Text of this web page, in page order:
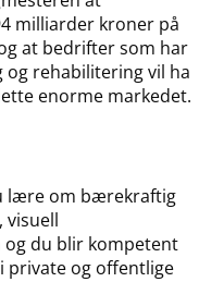
milliarder kroner på
at bedrifter som har
og rehabilitering vil ha
enorme markedet.
lære om bærekraftig
du blir kompetent
private og offentlige